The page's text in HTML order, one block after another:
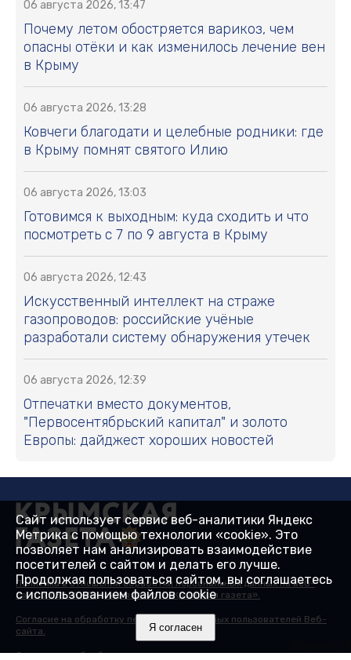
06 августа 2026, 13:47
Почему летом обостряется варикоз, чем
опасны отёки и как изменилось лечение вен
в Крыму
06 августа 2026, 13:28
Ковчеги благодати и целебные родники: где
в Крыму помнят святого Илию
06 августа 2026, 13:03
Готовимся к выходным: куда сходить и что
посмотреть с 7 по 9 августа в Крыму
06 августа 2026, 12:43
Искусственный интеллект на страже
газопроводов: российские учёные
разработали систему обнаружения утечек
06 августа 2026, 12:39
Отпечатки вместо документов,
"Первосентябрьский капитал" и золото
Европы: дайджест хороших новостей
Политика в отношении обработки персональных данных на веб-
сайтах ГБУ РК «Редакция газеты «Крымская газета».
Согласие на обработку персональных данных пользователей Веб-
сайта.
Согласие на обработку персональных данных с помощью сервиса
Сайт использует сервис веб-аналитики Яндекс
Метрика с помощью технологии «cookie». Это
позволяет нам анализировать взаимодействие
посетителей с сайтом и делать его лучше.
Продолжая пользоваться сайтом, вы соглашаетесь
с использованием файлов cookie
Я согласен